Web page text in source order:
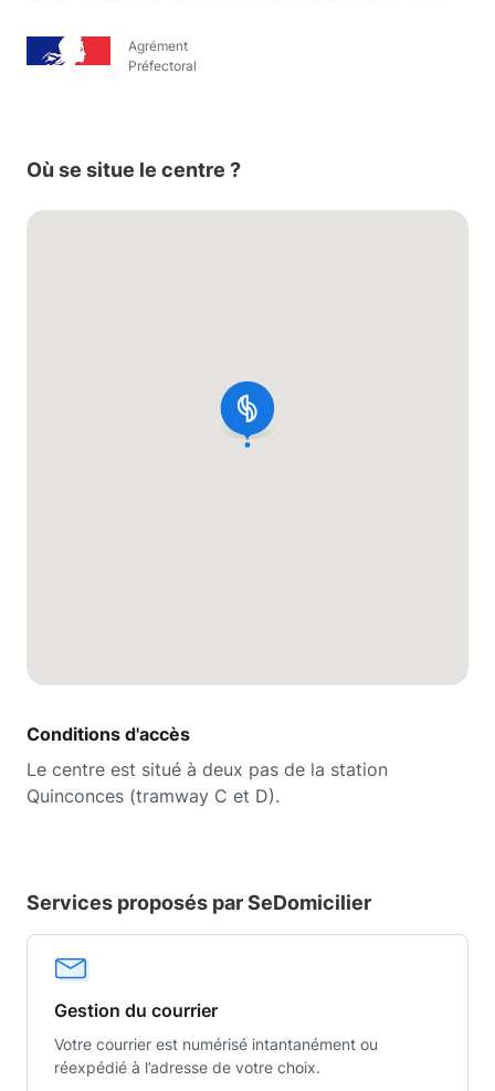
Agrément
Préfectoral
Où se situe le centre ?
Conditions d'accès
Le centre est situé à deux pas de la station
Quinconces (tramway C et D).
Services proposés par SeDomicilier
Gestion du courrier
Votre courrier est numérisé intantanément ou
réexpédié à l’adresse de votre choix.